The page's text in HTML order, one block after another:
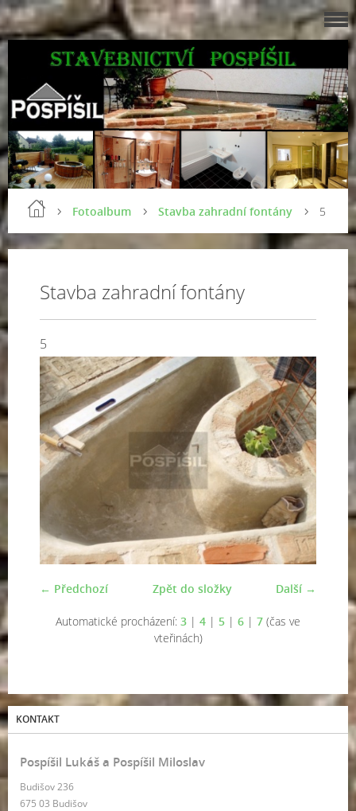
Fotoalbum Stavba zahradní fontány 5
Stavba zahradní fontány
5
← Předchozí Další →
Zpět do složky
Automatické procházení: 3 | 4 | 5 | 6 | 7 (čas ve
vteřinách)
KONTAKT
Pospíšil Lukáš a Pospíšil Miloslav
Budišov 236
675 03 Budišov